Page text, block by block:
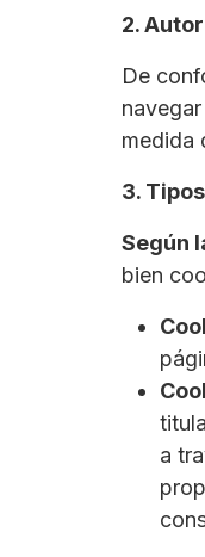
2.
De
medida
3.
Según
bien
a